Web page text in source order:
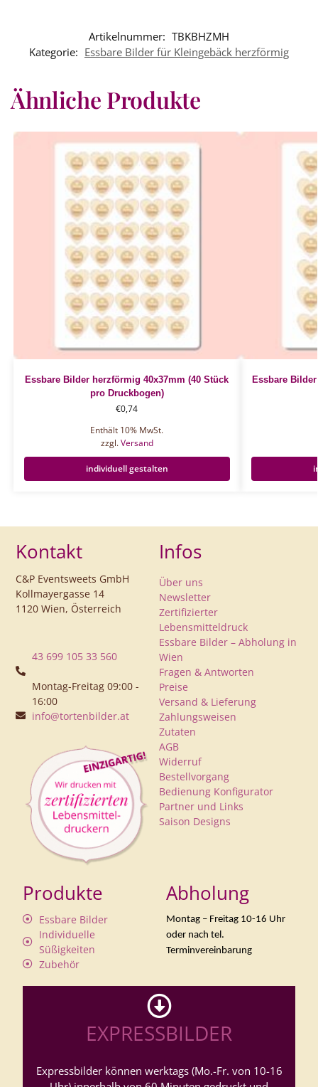
Artikelnummer: TBKBHZMH
Kategorie: Essbare Bilder für Kleingebäck herzförmig
Ähnliche Produkte
Essbare Bilder herzförmig 40x37mm (40 Stück
pro Druckbogen)
€0,74
Enthält 10% MwSt.
zzgl.Versand
individuell gestalten
Essbare
Kontakt
C&P Eventsweets GmbH
Kollmayergasse 14
1120 Wien, Österreich
43 699 105 33 560
Montag-Freitag 09:00 -
16:00
info@tortenbilder.at
Infos
Über uns
Newsletter
Zertifizierter
Lebensmitteldruck
Essbare Bilder – Abholung in
Wien
Fragen & Antworten
Preise
Versand & Lieferung
Zahlungsweisen
Zutaten
AGB
Widerruf
Bestellvorgang
Bedienung Konfigurator
Partner und Links
Saison Designs
Produkte
Essbare Bilder
Individuelle
Süßigkeiten
Zubehör
Abholung
Montag – Freitag 10-16 Uhr
oder nach tel.
Terminvereinbarung
EXPRESSBILDER
Expressbilder können werktags (Mo.-Fr. von 10-16